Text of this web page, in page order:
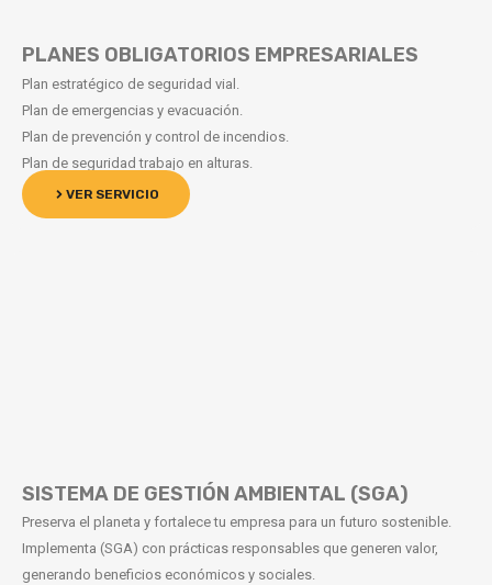
PLANES OBLIGATORIOS EMPRESARIALES
Plan estratégico de seguridad vial.
Plan de emergencias y evacuación.
Plan de prevención y control de incendios.
Plan de seguridad trabajo en alturas.
VER SERVICIO
SISTEMA DE GESTIÓN AMBIENTAL (SGA)
Preserva el planeta y fortalece tu empresa para un futuro sostenible.
Implementa (SGA) con prácticas responsables que generen valor,
generando beneficios económicos y sociales.